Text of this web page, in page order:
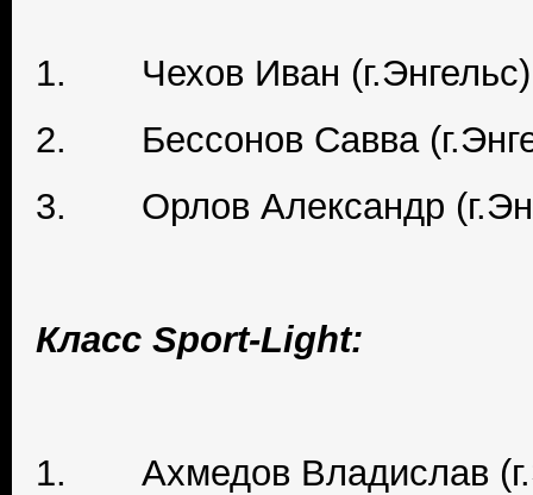
1. Чехов Иван (г.Энгельс)
2. Бессонов Савва
3. Орлов Александр
Класс Sport-Light:
1. Ахмедов Владислав